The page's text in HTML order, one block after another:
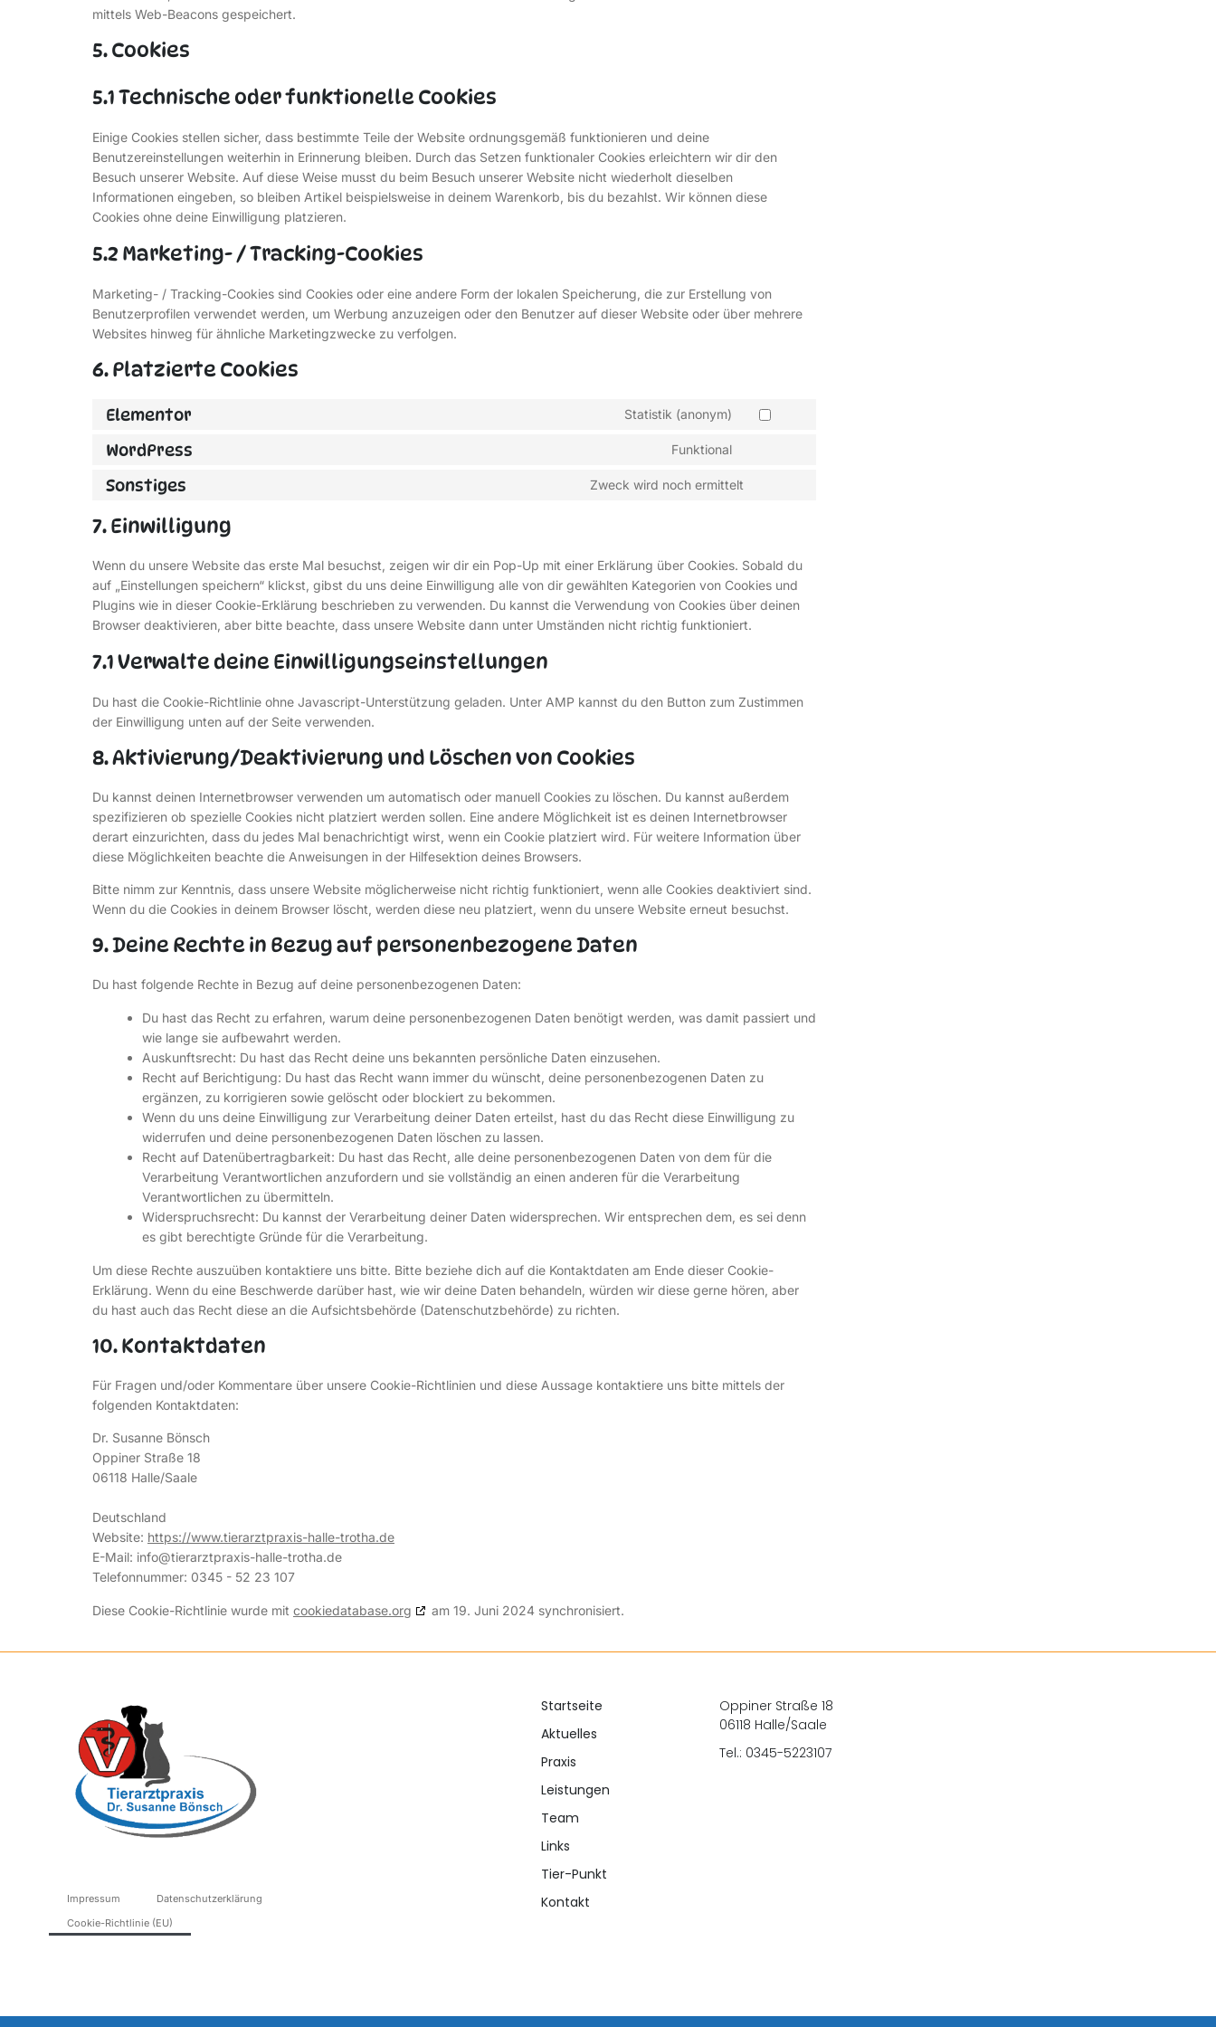
mittels Web-Beacons gespeichert.
5. Cookies
5.1 Technische oder funktionelle Cookies
Einige Cookies stellen sicher, dass bestimmte Teile der Website ordnungsgemäß funktionieren und deine
Benutzereinstellungen weiterhin in Erinnerung bleiben. Durch das Setzen funktionaler Cookies erleichtern wir dir den
Besuch unserer Website. Auf diese Weise musst du beim Besuch unserer Website nicht wiederholt dieselben
Informationen eingeben, so bleiben Artikel beispielsweise in deinem Warenkorb, bis du bezahlst. Wir können diese
Cookies ohne deine Einwilligung platzieren.
5.2 Marketing- / Tracking-Cookies
Marketing- / Tracking-Cookies sind Cookies oder eine andere Form der lokalen Speicherung, die zur Erstellung von
Benutzerprofilen verwendet werden, um Werbung anzuzeigen oder den Benutzer auf dieser Website oder über mehrere
Websites hinweg für ähnliche Marketingzwecke zu verfolgen.
6. Platzierte Cookies
Elementor Statistik (anonym)
WordPress Funktional
Sonstiges Zweck wird noch ermittelt
7. Einwilligung
Wenn du unsere Website das erste Mal besuchst, zeigen wir dir ein Pop-Up mit einer Erklärung über Cookies. Sobald du
auf „Einstellungen speichern“ klickst, gibst du uns deine Einwilligung alle von dir gewählten Kategorien von Cookies und
Plugins wie in dieser Cookie-Erklärung beschrieben zu verwenden. Du kannst die Verwendung von Cookies über deinen
Browser deaktivieren, aber bitte beachte, dass unsere Website dann unter Umständen nicht richtig funktioniert.
7.1 Verwalte deine Einwilligungseinstellungen
Du hast die Cookie-Richtlinie ohne Javascript-Unterstützung geladen. Unter AMP kannst du den Button zum Zustimmen
der Einwilligung unten auf der Seite verwenden.
8. Aktivierung/Deaktivierung und Löschen von Cookies
Du kannst deinen Internetbrowser verwenden um automatisch oder manuell Cookies zu löschen. Du kannst außerdem
spezifizieren ob spezielle Cookies nicht platziert werden sollen. Eine andere Möglichkeit ist es deinen Internetbrowser
derart einzurichten, dass du jedes Mal benachrichtigt wirst, wenn ein Cookie platziert wird. Für weitere Information über
diese Möglichkeiten beachte die Anweisungen in der Hilfesektion deines Browsers.
Bitte nimm zur Kenntnis, dass unsere Website möglicherweise nicht richtig funktioniert, wenn alle Cookies deaktiviert sind.
Wenn du die Cookies in deinem Browser löscht, werden diese neu platziert, wenn du unsere Website erneut besuchst.
9. Deine Rechte in Bezug auf personenbezogene Daten
Du hast folgende Rechte in Bezug auf deine personenbezogenen Daten:
Du hast das Recht zu erfahren, warum deine personenbezogenen Daten benötigt werden, was damit passiert und
wie lange sie aufbewahrt werden.
Auskunftsrecht: Du hast das Recht deine uns bekannten persönliche Daten einzusehen.
Recht auf Berichtigung: Du hast das Recht wann immer du wünscht, deine personenbezogenen Daten zu
ergänzen, zu korrigieren sowie gelöscht oder blockiert zu bekommen.
Wenn du uns deine Einwilligung zur Verarbeitung deiner Daten erteilst, hast du das Recht diese Einwilligung zu
widerrufen und deine personenbezogenen Daten löschen zu lassen.
Recht auf Datenübertragbarkeit: Du hast das Recht, alle deine personenbezogenen Daten von dem für die
Verarbeitung Verantwortlichen anzufordern und sie vollständig an einen anderen für die Verarbeitung
Verantwortlichen zu übermitteln.
Widerspruchsrecht: Du kannst der Verarbeitung deiner Daten widersprechen. Wir entsprechen dem, es sei denn
es gibt berechtigte Gründe für die Verarbeitung.
Um diese Rechte auszuüben kontaktiere uns bitte. Bitte beziehe dich auf die Kontaktdaten am Ende dieser Cookie-
Erklärung. Wenn du eine Beschwerde darüber hast, wie wir deine Daten behandeln, würden wir diese gerne hören, aber
du hast auch das Recht diese an die Aufsichtsbehörde (Datenschutzbehörde) zu richten.
10. Kontaktdaten
Für Fragen und/oder Kommentare über unsere Cookie-Richtlinien und diese Aussage kontaktiere uns bitte mittels der
folgenden Kontaktdaten:
Dr. Susanne Bönsch
Oppiner Straße 18
06118 Halle/Saale
Deutschland
Website: https://www.tierarztpraxis-halle-trotha.de
E-Mail: info@tierarztpraxis-halle-trotha.de
Telefonnummer: 0345 - 52 23 107
Diese Cookie-Richtlinie wurde mit cookiedatabase.org am 19. Juni 2024 synchronisiert.
Impressum
Datenschutzerklärung
Cookie-Richtlinie (EU)
Startseite
Aktuelles
Praxis
Leistungen
Team
Links
Tier-Punkt
Kontakt
Oppiner Straße 18
06118 Halle/Saale
Tel.: 0345-5223107